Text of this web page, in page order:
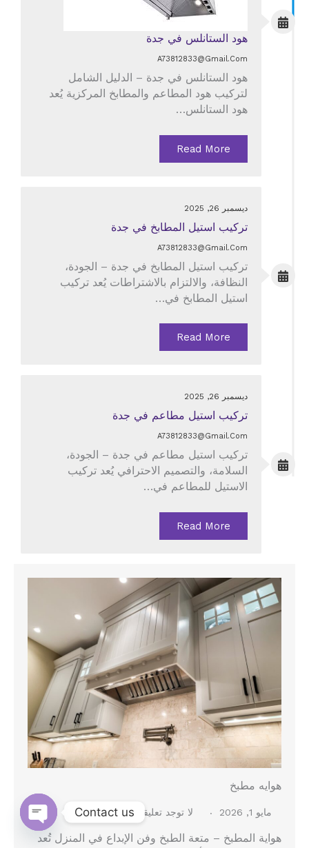
هود الستانلس في جدة
A73812833@gmail.com
هود الستانلس في جدة – الدليل الشامل
لتركيب هود المطاعم والمطابخ المركزية يُعد
هود الستانلس…
Read More
ديسمبر 26, 2025
تركيب استيل المطابخ في جدة
A73812833@gmail.com
تركيب استيل المطابخ في جدة – الجودة،
النظافة، والالتزام بالاشتراطات يُعد تركيب
استيل المطابخ في…
Read More
ديسمبر 26, 2025
تركيب استيل مطاعم في جدة
A73812833@gmail.com
تركيب استيل مطاعم في جدة – الجودة،
السلامة، والتصميم الاحترافي يُعد تركيب
الاستيل للمطاعم في…
Read More
هوايه مطبخ
مايو 1, 2026 لا توجد تعليقات
هواية المطبخ – متعة الطبخ وفن الإبداع في المنزل تُعد
Contact us
Open
chaty